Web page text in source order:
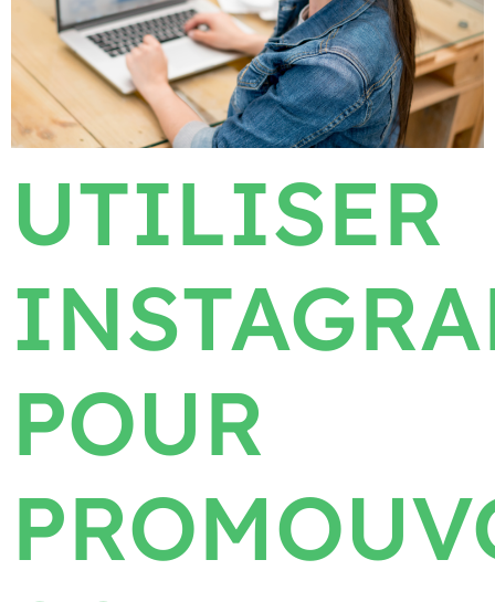
UTILISER
POUR